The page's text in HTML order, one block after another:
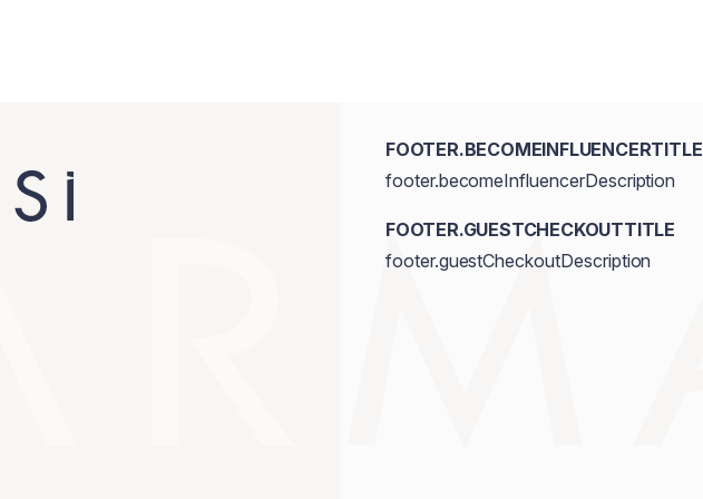
FOOTER.BECOMEINFLUENCERTITLE
footer.becomeInfluencerDescription
FOOTER.GUESTCHECKOUTTITLE
footer.guestCheckoutDescription